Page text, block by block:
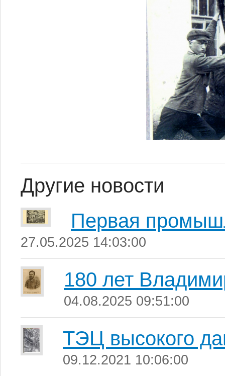
Другие новости
Первая
27.05.2025 14:03:00
180 лет
04.08.2025 09:51:00
ТЭЦ высокого
09.12.2021 10:06:00